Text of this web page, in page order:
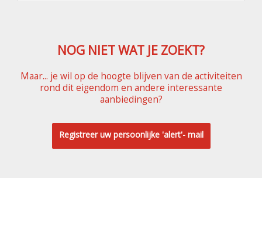
NOG NIET WAT JE ZOEKT?
Maar... je wil op de hoogte blijven van de activiteiten
rond dit eigendom en andere interessante
aanbiedingen?
Registreer uw persoonlijke 'alert'- mail